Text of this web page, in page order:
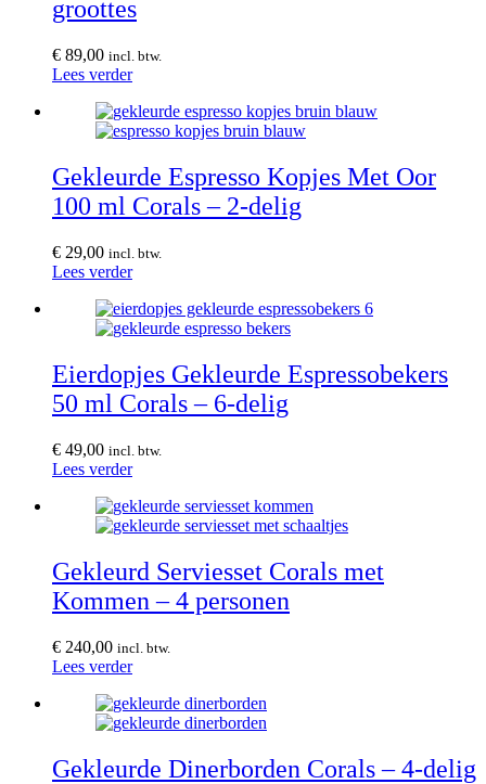
groottes
€ 89,00 incl. btw.
Lees verder
Gekleurde Espresso Kopjes Met Oor
100 ml Corals – 2-delig
€ 29,00 incl. btw.
Lees verder
Eierdopjes Gekleurde Espressobekers
50 ml Corals – 6-delig
€ 49,00 incl. btw.
Lees verder
Gekleurd Serviesset Corals met
Kommen – 4 personen
€ 240,00 incl. btw.
Lees verder
Gekleurde Dinerborden Corals – 4-delig